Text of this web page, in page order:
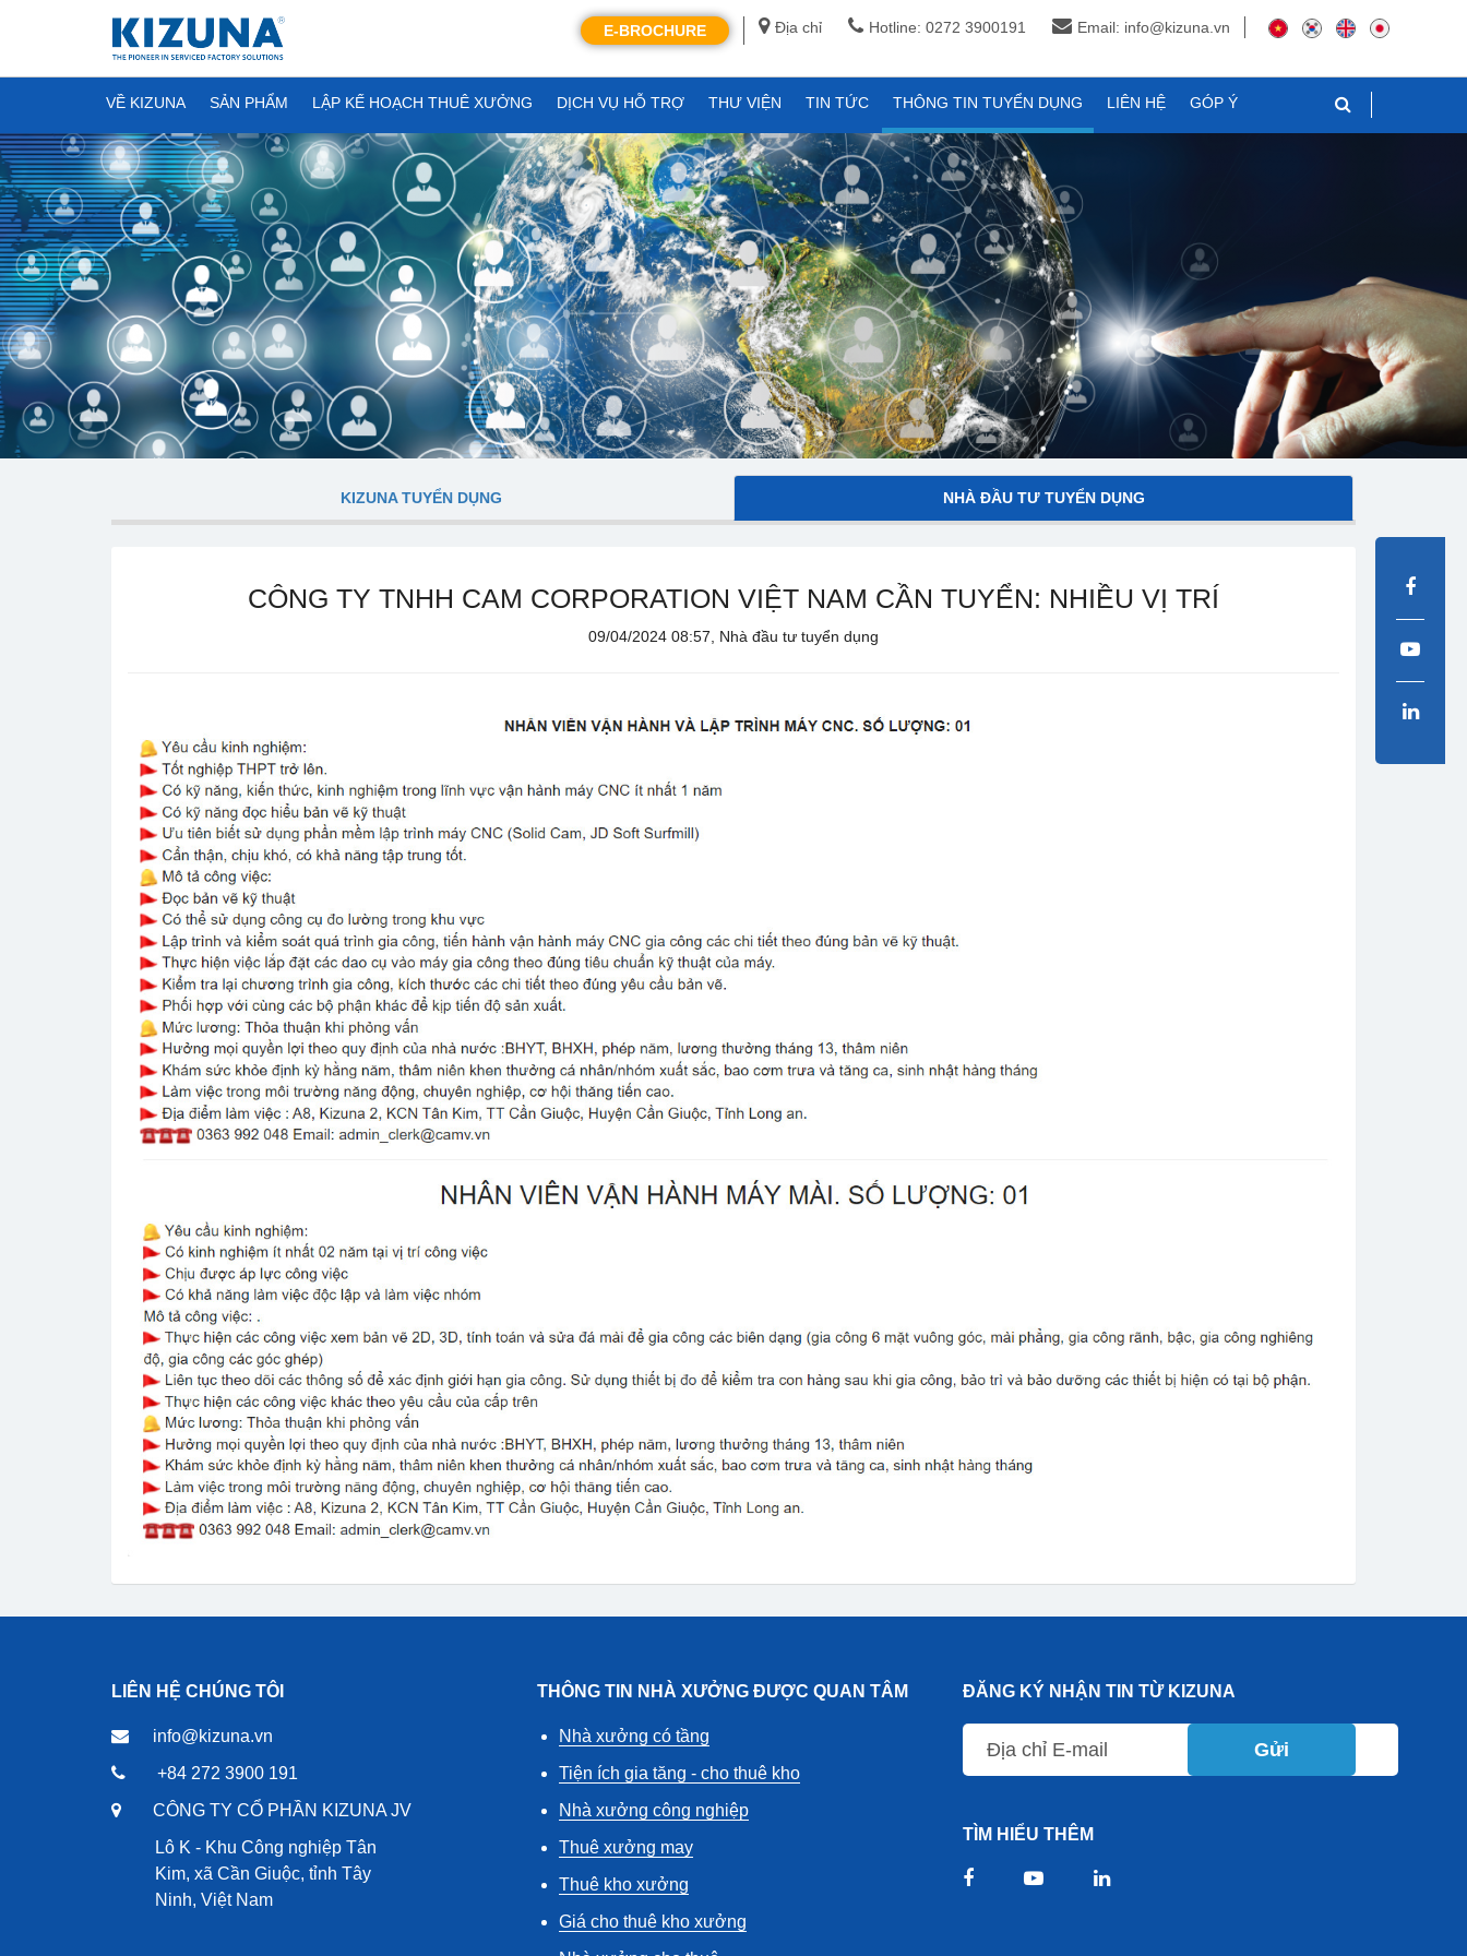
Địa chỉ Hotline: 0272 3900191 Email: info@kizuna.vn
E-BROCHURE
VỀ KIZUNA SẢN PHẨM LẬP KẾ HOẠCH THUÊ XƯỞNG DỊCH VỤ HỖ TRỢ THƯ VIỆN TIN TỨC THÔNG TIN TUYỂN DỤNG LIÊN HỆ GÓP Ý
KIZUNA TUYỂN DỤNG NHÀ ĐẦU TƯ TUYỂN DỤNG
CÔNG TY TNHH CAM CORPORATION VIỆT NAM CẦN TUYỂN: NHIỀU VỊ TRÍ
09/04/2024 08:57, Nhà đầu tư tuyển dụng
LIÊN HỆ CHÚNG TÔI
info@kizuna.vn
+84 272 3900 191
CÔNG TY CỔ PHẦN KIZUNA JV
Lô K - Khu Công nghiệp Tân
Kim, xã Cần Giuộc, tỉnh Tây
Ninh, Việt Nam
THÔNG TIN NHÀ XƯỞNG ĐƯỢC QUAN TÂM
Nhà xưởng có tầng
Tiện ích gia tăng - cho thuê kho
Nhà xưởng công nghiệp
Thuê xưởng may
Thuê kho xưởng
Giá cho thuê kho xưởng
ĐĂNG KÝ NHẬN TIN TỪ KIZUNA
Gửi
TÌM HIỂU THÊM